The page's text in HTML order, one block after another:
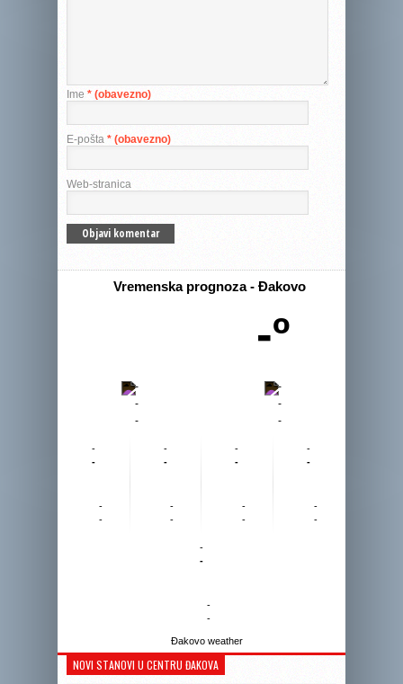
Ime * (obavezno)
E-pošta * (obavezno)
Web-stranica
Vremenska prognoza - Đakovo
-º
-
-
-
-
-
-
-
-
-
-
-
-
-
-
-
-
-
-
-
-
-
-
-
-
-
-
Đakovo weather
NOVI STANOVI U CENTRU ĐAKOVA